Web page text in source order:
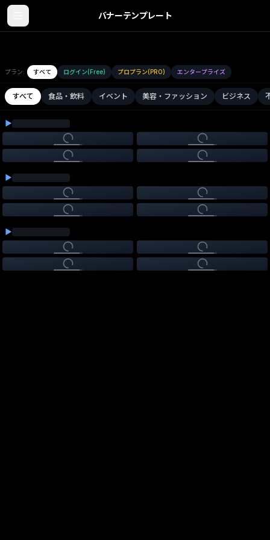
バナーテンプレート
プラン: すべて ログイン(Free) プロプラン(PRO) エンタープライズ
すべて 食品・飲料 イベント 美容・ファッション ビジネス
▶
▶
▶